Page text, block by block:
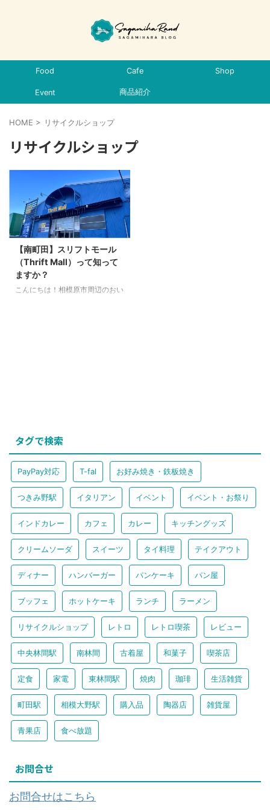
Food Cafe Shop
Event 商品紹介
HOME > リサイクルショップ
リサイクルショップ
【南町田】スリフトモール
（Thrift Mall）って知って
ますか？
こんにちは！相模原市周辺のおい
ショップの集まる場所をご紹介し
ール） スリフトショップってな
に？ みなさ ...
タグで検索
PayPay対応 T-fal お好み焼き・鉄板焼き
つきみ野駅 イタリアン イベント イベント・お祭り
インドカレー カフェ カレー キッチングッズ
クリームソーダ スイーツ タイ料理 テイクアウト
ディナー ハンバーガー パンケーキ パン屋
ブッフェ ホットケーキ ランチ ラーメン
リサイクルショップ レトロ レトロ喫茶 レビュー
中央林間駅 南林間 古着屋 和菓子 喫茶店
定食 家電 東林間駅 焼肉 珈琲 生活雑貨
町田駅 相模大野駅 購入品 陶器店 雑貨屋
青果店 食べ放題
お問合せ
お問合せはこちら